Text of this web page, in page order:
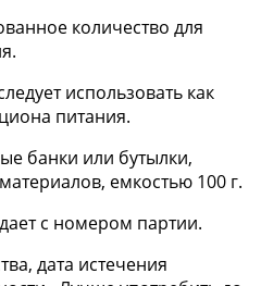
количество для
использовать как
питания.
банки или бутылки,
емкостью 100 г.
с номером партии.
дата истечения